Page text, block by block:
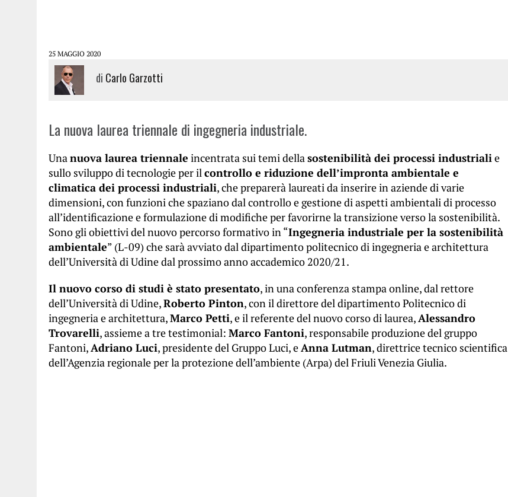
25 MAGGIO 2020
di Carlo Garzotti
La nuova laurea triennale di ingegneria industriale.
Unanuova laurea triennale incentrata sui temi dellasostenibilità dei processi industrialie
sullo sviluppo di tecnologie per ilcontrollo e riduzione dell’impronta ambientale e
climatica dei processi industriali, che preparerà laureati da inserire in aziende di varie
dimensioni, con funzioni che spaziano dal controllo e gestione di aspetti ambientali di processo
all’identificazione e formulazione di modifiche per favorirne la transizione verso la sostenibilità.
Sono gli obiettivi del nuovo percorso formativo in “Ingegneria industriale per la sostenibilità
ambientale” (L-09) che sarà avviato dal dipartimento politecnico di ingegneria e architettura
dell’Università di Udine dal prossimo anno accademico 2020/21.
Il nuovo corso di studi è stato presentato, in una conferenza stampa online, dal rettore
dell’Università di Udine,Roberto Pinton, con il direttore del dipartimento Politecnico di
ingegneria e architettura,Marco Petti, e il referente del nuovo corso di laurea,Alessandro
Trovarelli, assieme a tre testimonial: Marco Fantoni, responsabile produzione del gruppo
Fantoni,Adriano Luci, presidente del Gruppo Luci, eAnna Lutman, direttrice tecnico scientifica
dell’Agenzia regionale per la protezione dell’ambiente (Arpa) del Friuli Venezia Giulia.